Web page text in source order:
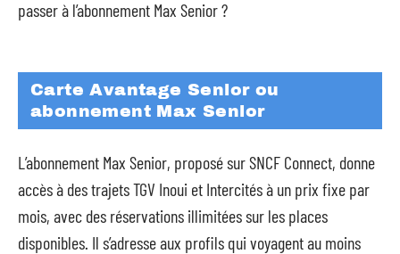
passer à l’abonnement Max Senior ?
Carte Avantage Senior ou
abonnement Max Senior
L’abonnement Max Senior, proposé sur SNCF Connect, donne
accès à des trajets TGV Inoui et Intercités à un prix fixe par
mois, avec des réservations illimitées sur les places
disponibles. Il s’adresse aux profils qui voyagent au moins